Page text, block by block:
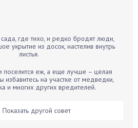
где тихо, и редко бродят люди,
укрытие из досок, настелив внутрь
листья.
поселится еж, а еще лучше – целая
избавитесь на участке от медведки,
и многих других вредителей.
Показать другой совет